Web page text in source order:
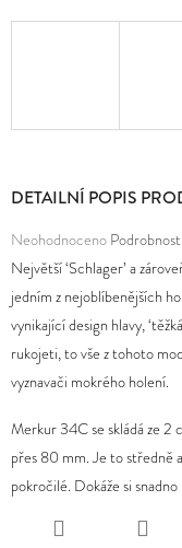
DETAILNÍ POPIS
Průměrné
hodnocení
produktu
je
0,0
z
hvězdiček.
Neohodnoceno
Největší ‘Schlager’ a
jedním z nejoblíbenějších
vynikající design hlavy,
rukojeti, to vše z tohoto
vyznavači mokrého holení.
Merkur 34C se skládá ze 2
přes 80 mm. Je to středně
pokročilé. Dokáže si
O
P
O
R
U
Č
U
J
E
M
E